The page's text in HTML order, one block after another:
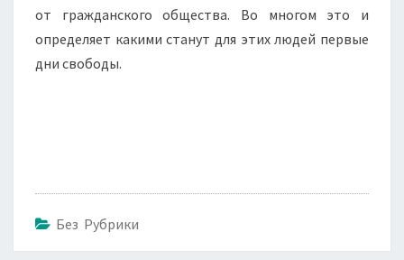
от гражданского общества. Во многом это и
определяет какими станут для этих людей первые
дни свободы.
Без Рубрики